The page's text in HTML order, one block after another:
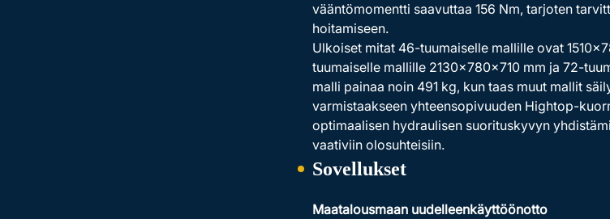
vääntömomentti saavuttaa 156 Nm, tarjoten
hoitamiseen.
Ulkoiset mitat 46-tuumaiselle mallille ovat
tuumaiselle mallille 2130×780×710 mm ja 72-
malli painaa noin 491 kg, kun taas muut mallit
varmistaakseen yhteensopivuuden Hightop-
optimaalisen hydraulisen suorituskyvyn
vaativiin olosuhteisiin.
Sovellukset
Maatalousmaan uudelleenkäyttöönotto